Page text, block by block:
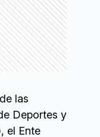
las
Deportes y
el Ente